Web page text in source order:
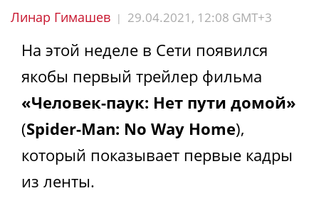
Линар Гимашев | 29.04.2021, 12:08 GMT+3
На этой неделе в Сети появился
якобы первый трейлер фильма
«Человек-паук: Нет пути домой»
(Spider-Man: No Way Home),
который показывает первые кадры
из ленты.